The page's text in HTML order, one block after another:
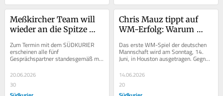
Meßkircher Team will
wieder an die Spitze
Zum Termin mit dem SÜDKURIER
erscheinen alle fünf
Gesprächspartner standesgemäß mit
dem Rad. Sie gehören mit neun
weiteren Mitstreitern zur...
20.06.2026
30
Chris Mauz tippt auf
WM-Erfolg: Warum
Auftaktspiel gegen
Curaçao siegen wird
Das erste WM-Spiel der deutschen
Mannschaft wird am Sonntag, 14.
Juni, in Houston ausgetragen. Gegner
ist Curaçao. Kirsten Johanson Icon
Haken im...
14.06.2026
20